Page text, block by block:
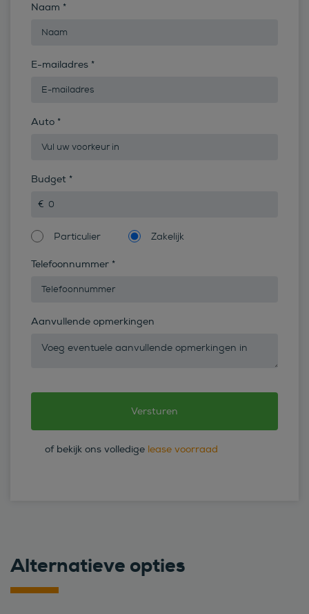
Naam *
E-mailadres *
Auto *
Budget *
Particulier Zakelijk
Telefoonnummer *
Aanvullende opmerkingen
of bekijk ons volledige lease voorraad
Alternatieve opties